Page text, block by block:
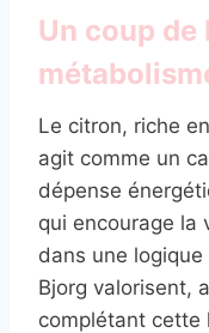
Un coup
Le citron, riche
agit comme un
dépense
qui encourage la
dans une
Bjorg valorisent,
complétant cette